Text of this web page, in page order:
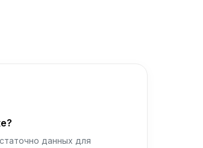
данных для